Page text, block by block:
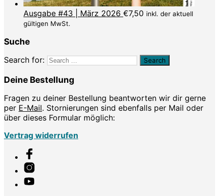
Ausgabe #43 | März 2026 €7,50 inkl. der aktuell
gültigen MwSt.
Suche
Search for:
Deine Bestellung
Fragen zu deiner Bestellung beantworten wir dir gerne
per E-Mail. Stornierungen sind ebenfalls per Mail oder
über dieses Formular möglich:
Vertrag widerrufen